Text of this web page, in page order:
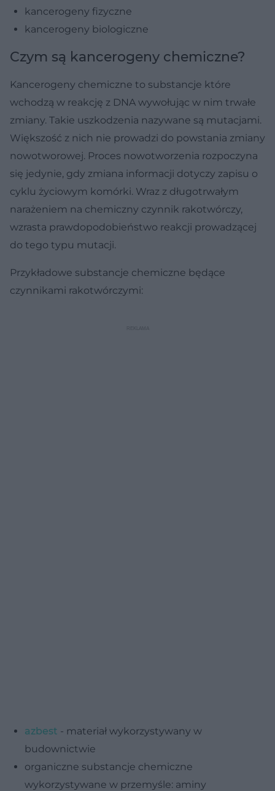
kancerogeny fizyczne
kancerogeny biologiczne
Czym są kancerogeny chemiczne?
Kancerogeny chemiczne to substancje które
wchodzą w reakcję z DNA wywołując w nim trwałe
zmiany. Takie uszkodzenia nazywane są mutacjami.
Większość z nich nie prowadzi do powstania zmiany
nowotworowej. Proces nowotworzenia rozpoczyna
się jedynie, gdy zmiana informacji dotyczy zapisu o
cyklu życiowym komórki. Wraz z długotrwałym
narażeniem na chemiczny czynnik rakotwórczy,
wzrasta prawdopodobieństwo reakcji prowadzącej
do tego typu mutacji.
Przykładowe substancje chemiczne będące
czynnikami rakotwórczymi:
azbest - materiał wykorzystywany w
budownictwie
organiczne substancje chemiczne
wykorzystywane w przemyśle: aminy